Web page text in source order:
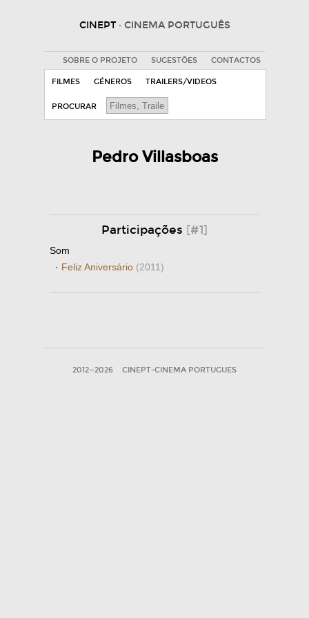
CINEPT · CINEMA PORTUGUÊS
SOBRE O PROJETO SUGESTÕES CONTACTOS
FILMES GÉNEROS TRAILERS/VIDEOS
PROCURAR
Pedro Villasboas
Participações [#1]
Som
· Feliz Aniversário (2011)
2012—2026 CINEPT-CINEMA PORTUGUES